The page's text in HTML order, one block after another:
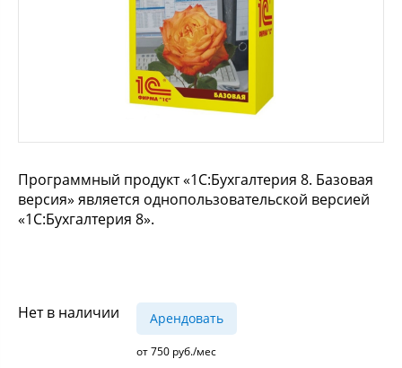
Программный продукт «1С:Бухгалтерия 8. Базовая
версия» является однопользовательской версией
«1С:Бухгалтерия 8».
Нет в наличии Арендовать
от 750 руб./мес